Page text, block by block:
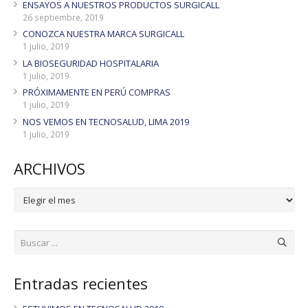
ENSAYOS A NUESTROS PRODUCTOS SURGICALL
26 septiembre, 2019
CONOZCA NUESTRA MARCA SURGICALL
1 julio, 2019
LA BIOSEGURIDAD HOSPITALARIA
1 julio, 2019
PRÓXIMAMENTE EN PERÚ COMPRAS
1 julio, 2019
NOS VEMOS EN TECNOSALUD, LIMA 2019
1 julio, 2019
ARCHIVOS
ARCHIVOS
Entradas recientes